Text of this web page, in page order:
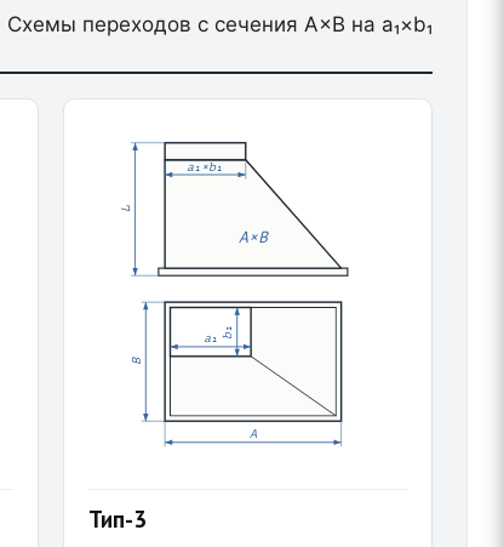
Схемы переходов с сечения A×B на a₁×b₁
A×B
a₁×b₁
L
a₁ b₁
B
A
Тип-3